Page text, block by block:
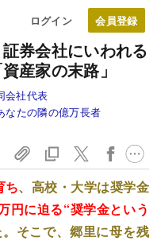
ログイン
証券会社にいわれる
産家の末路」
会社代表
なたの隣の億万長者
ち、高校・大学は奨学金
円に迫る“奨学金という
そこで、郷里に母を残